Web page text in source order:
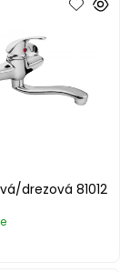
drezová 81012